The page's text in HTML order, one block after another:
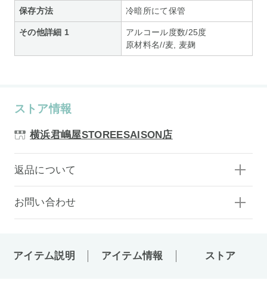
保存方法 冷暗所にて保管
その他詳細 1
アルコール度数/25度
原材料名//麦, 麦麹
ストア情報
横浜君嶋屋STOREESAISON店
返品について
お問い合わせ
アイテム説明 アイテム情報 ストア